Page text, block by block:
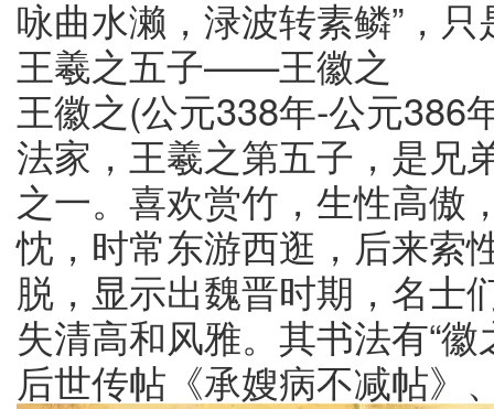
咏曲水濑，渌波转素鳞”，
王羲之五子——王徽之
王徽之(公元338年-公元386
法家，王羲之第五子，是兄
之一。喜欢赏竹，生性高傲
忱，时常东游西逛，后来索
脱，显示出魏晋时期，名士
失清高和风雅。其书法有“
后世传帖《承嫂病不减帖》